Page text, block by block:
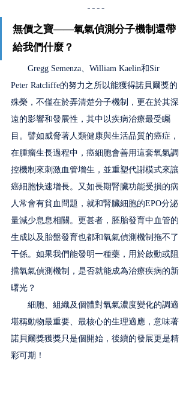
無價之寶——氧氣偵測分子機制還帶
給我們什麼？
Gregg Semenza、William Kaelin和Sir
Peter Ratcliffe的努力之所以能獲得諾貝爾獎的
殊榮，不僅在於弄清楚分子機制，更在於其深
遠的影響和發展性，其中以疾病治療最受矚
目。譬如威脅著人類健康與生活品質的癌症，
在腫瘤生長過程中，癌細胞會善用這套氧氣調
控機制來刺激血管增生，並重塑代謝模式來讓
癌細胞快速增長。又如長期腎臟功能受損的病
人常會有貧血問題，就和腎臟細胞的EPO分泌
量減少息息相關。更甚者，胚胎發育中血管的
生成以及胎盤發育也都和氧氣偵測機制拖不了
干係。如果我們能發明一種藥，用於啟動或阻
擋氧氣偵測機制，是否就能成為治療疾病的新
曙光？
細胞、組織及個體對氧氣濃度變化的調適
堪稱動物最重要、最核心的生理適應，意味著
諾貝爾獎獲獎只是個開始，後續的發展更是精
彩可期！